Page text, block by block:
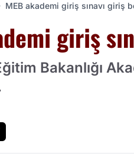
MEB akademi giriş sınavı giriş
giriş
Bakanlığı